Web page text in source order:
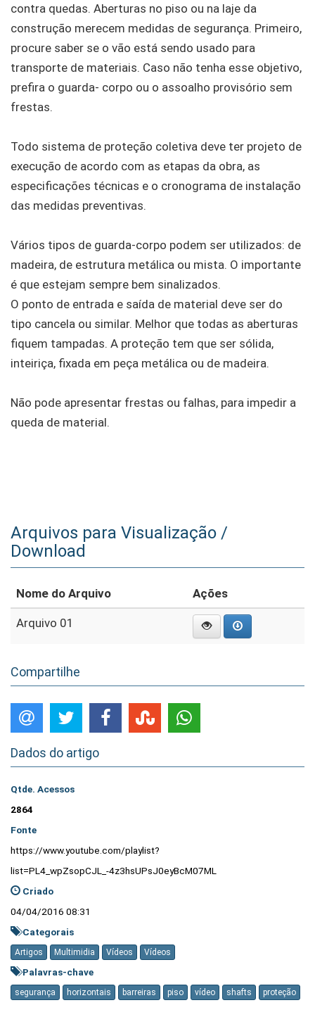
contra quedas. Aberturas no piso ou na laje da
construção merecem medidas de segurança. Primeiro,
procure saber se o vão está sendo usado para
transporte de materiais. Caso não tenha esse objetivo,
prefira o guarda- corpo ou o assoalho provisório sem
frestas.
Todo sistema de proteção coletiva deve ter projeto de
execução de acordo com as etapas da obra, as
especificações técnicas e o cronograma de instalação
das medidas preventivas.
Vários tipos de guarda-corpo podem ser utilizados: de
madeira, de estrutura metálica ou mista. O importante
é que estejam sempre bem sinalizados.
O ponto de entrada e saída de material deve ser do
tipo cancela ou similar. Melhor que todas as aberturas
fiquem tampadas. A proteção tem que ser sólida,
inteiriça, fixada em peça metálica ou de madeira.
Não pode apresentar frestas ou falhas, para impedir a
queda de material.
Arquivos para Visualização /
Download
Nome do Arquivo Ações
Arquivo 01
Compartilhe
Dados do artigo
Qtde. Acessos
2864
Fonte
https://www.youtube.com/playlist?
list=PL4_wpZsopCJL_-4z3hsUPsJ0eyBcM07ML
Criado
04/04/2016 08:31
Categorais
Artigos Multimidia Vídeos Vídeos
Palavras-chave
segurança horizontais barreiras piso vídeo shafts proteção